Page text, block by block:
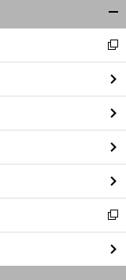
閉
る
新
し
い
ウ
ィ
ン
ド
ウ
で
開
く
新
し
い
ウ